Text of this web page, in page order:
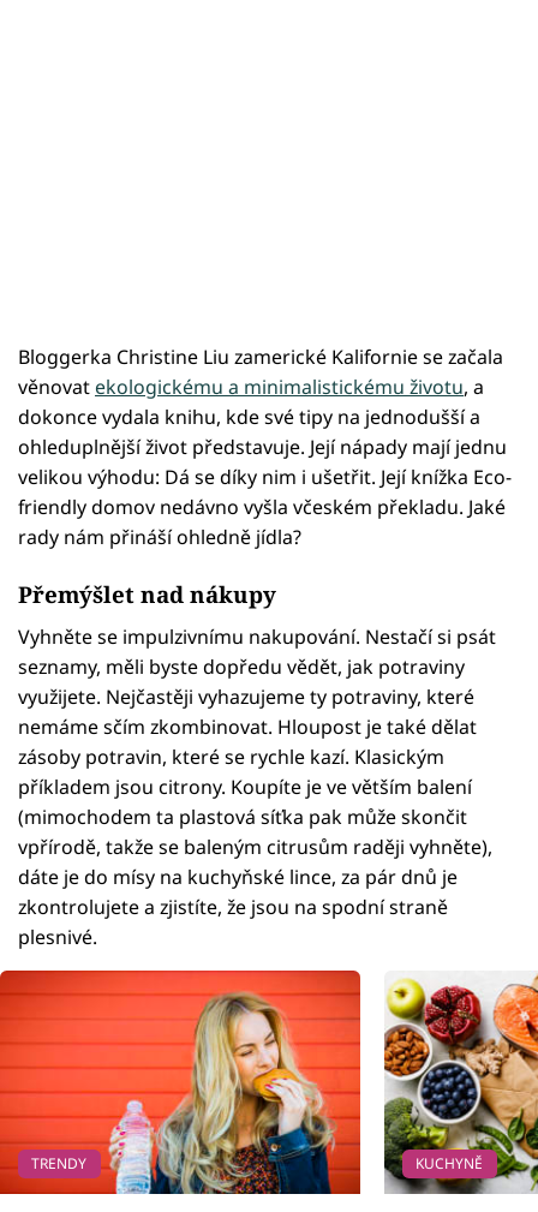
Bloggerka Christine Liu zamerické Kalifornie se začala
věnovat ekologickému a minimalistickému životu, a
dokonce vydala knihu, kde své tipy na jednodušší a
ohleduplnější život představuje. Její nápady mají jednu
velikou výhodu: Dá se díky nim i ušetřit. Její knížka Eco-
friendly domov nedávno vyšla včeském překladu. Jaké
rady nám přináší ohledně jídla?
Přemýšlet nad nákupy
Vyhněte se impulzivnímu nakupování. Nestačí si psát
seznamy, měli byste dopředu vědět, jak potraviny
využijete. Nejčastěji vyhazujeme ty potraviny, které
nemáme sčím zkombinovat. Hloupost je také dělat
zásoby potravin, které se rychle kazí. Klasickým
příkladem jsou citrony. Koupíte je ve větším balení
(mimochodem ta plastová síťka pak může skončit
vpřírodě, takže se baleným citrusům raději vyhněte),
dáte je do mísy na kuchyňské lince, za pár dnů je
zkontrolujete a zjistíte, že jsou na spodní straně
plesnivé.
TRENDY KUCHYNĚ